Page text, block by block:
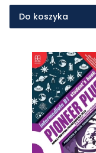
Do koszyka